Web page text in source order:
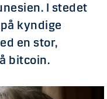
I stedet
kyndige
en stor,
bitcoin.